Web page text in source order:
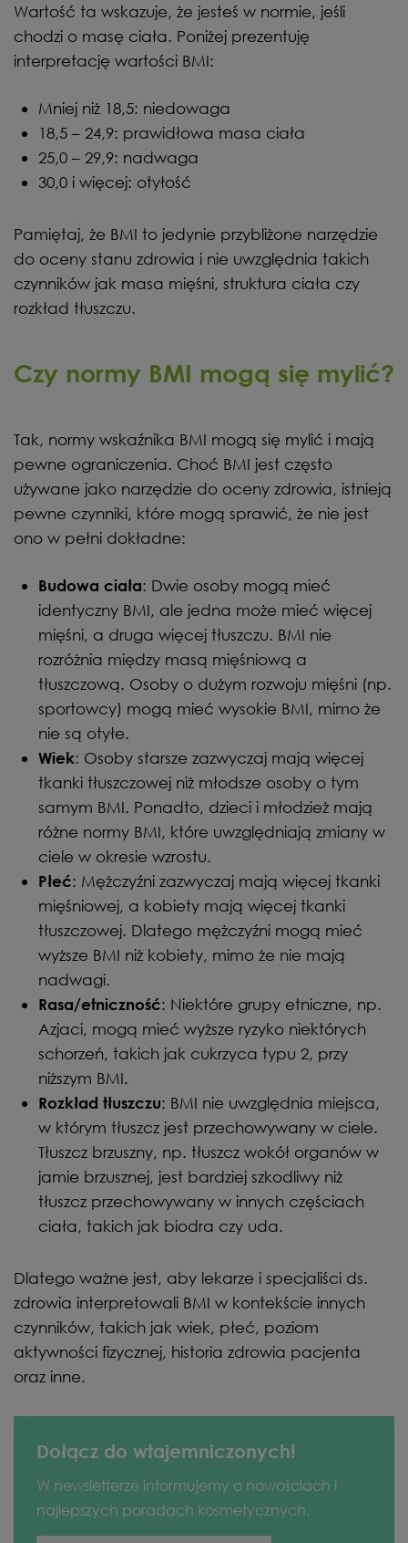
Wartość ta wskazuje, że jesteś w normie, jeśli
chodzi o masę ciała. Poniżej prezentuję
interpretację wartości BMI:
Mniej niż 18,5: niedowaga
18,5 – 24,9: prawidłowa masa ciała
25,0 – 29,9: nadwaga
30,0 i więcej: otyłość
Pamiętaj, że BMI to jedynie przybliżone narzędzie
do oceny stanu zdrowia i nie uwzględnia takich
czynników jak masa mięśni, struktura ciała czy
rozkład tłuszczu.
Czy normy BMI mogą się mylić?
Tak, normy wskaźnika BMI mogą się mylić i mają
pewne ograniczenia. Choć BMI jest często
używane jako narzędzie do oceny zdrowia, istnieją
pewne czynniki, które mogą sprawić, że nie jest
ono w pełni dokładne:
Budowa ciała: Dwie osoby mogą mieć
identyczny BMI, ale jedna może mieć więcej
mięśni, a druga więcej tłuszczu. BMI nie
rozróżnia między masą mięśniową a
tłuszczową. Osoby o dużym rozwoju mięśni (np.
sportowcy) mogą mieć wysokie BMI, mimo że
nie są otyłe.
Wiek: Osoby starsze zazwyczaj mają więcej
tkanki tłuszczowej niż młodsze osoby o tym
samym BMI. Ponadto, dzieci i młodzież mają
różne normy BMI, które uwzględniają zmiany w
ciele w okresie wzrostu.
Płeć: Mężczyźni zazwyczaj mają więcej tkanki
mięśniowej, a kobiety mają więcej tkanki
tłuszczowej. Dlatego mężczyźni mogą mieć
wyższe BMI niż kobiety, mimo że nie mają
nadwagi.
Rasa/etniczność: Niektóre grupy etniczne, np.
Azjaci, mogą mieć wyższe ryzyko niektórych
schorzeń, takich jak cukrzyca typu 2, przy
niższym BMI.
Rozkład tłuszczu: BMI nie uwzględnia miejsca,
w którym tłuszcz jest przechowywany w ciele.
Tłuszcz brzuszny, np. tłuszcz wokół organów w
jamie brzusznej, jest bardziej szkodliwy niż
tłuszcz przechowywany w innych częściach
ciała, takich jak biodra czy uda.
Dlatego ważne jest, aby lekarze i specjaliści ds.
zdrowia interpretowali BMI w kontekście innych
czynników, takich jak wiek, płeć, poziom
aktywności fizycznej, historia zdrowia pacjenta
oraz inne.
Dołącz do wtajemniczonych!
W newsletterze informujemy o nowościach i
najlepszych poradach kosmetycznych.